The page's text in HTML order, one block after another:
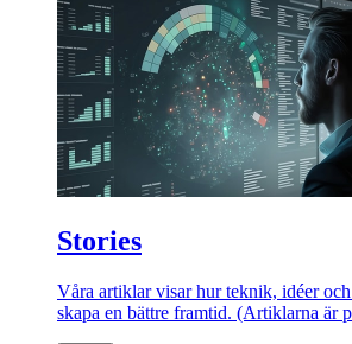
Stories
Våra artiklar visar hur teknik, idéer
skapa en bättre framtid. (Artiklarna är